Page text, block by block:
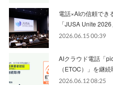
電話×AIの信頼でき
「JUSA Unite
2026.06.15 00:39
AIクラウド電話「
（ETOC）」を継
2026.06.12 08:25